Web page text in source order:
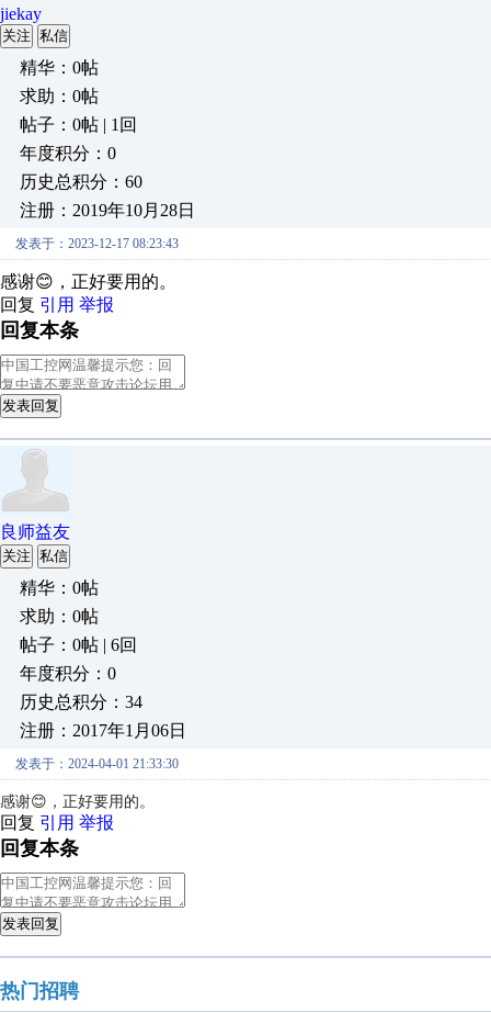
jiekay
关注 私信
精华：0帖
求助：0帖
帖子：0帖 | 1回
年度积分：0
历史总积分：60
注册：2019年10月28日
发表于：2023-12-17 08:23:43
感谢😊，正好要用的。
回复 引用 举报
回复本条
发表回复
良师益友
关注 私信
精华：0帖
求助：0帖
帖子：0帖 | 6回
年度积分：0
历史总积分：34
注册：2017年1月06日
发表于：2024-04-01 21:33:30
感谢😊，正好要用的。
回复 引用 举报
回复本条
发表回复
热门招聘